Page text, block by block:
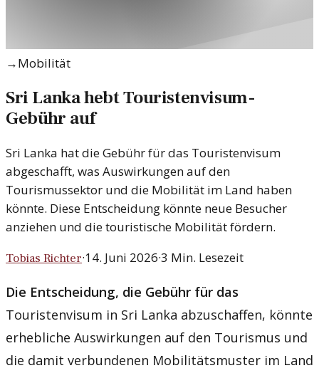
→Mobilität
Sri Lanka hebt Touristenvisum-
Gebühr auf
Sri Lanka hat die Gebühr für das Touristenvisum
abgeschafft, was Auswirkungen auf den
Tourismussektor und die Mobilität im Land haben
könnte. Diese Entscheidung könnte neue Besucher
anziehen und die touristische Mobilität fördern.
Tobias Richter·14. Juni 2026·3 Min. Lesezeit
Die Entscheidung, die Gebühr für das
Touristenvisum in Sri Lanka abzuschaffen, könnte
erhebliche Auswirkungen auf den Tourismus und
die damit verbundenen Mobilitätsmuster im Land